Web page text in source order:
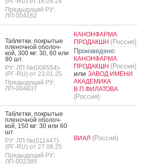
Предыдущий РУ:
ЛП-004162
Таб­летки, пок­ры­тые
пле­ноч­ной обо­лоч­
кой, 300 мг: 30, 60 или
90 шт.
РУ: ЛП-№(008554)-
(РГ-RU) от 23.01.25
Предыдущий РУ:
ЛП-004837
КАНОНФАРМА
ПРОДАКШН (Россия)
Произведено:
КАНОНФАРМА
ПРОДАКШН (Россия)
или ЗАВОД ИМЕНИ
АКАДЕМИКА
В.П.ФИЛАТОВА
(Россия)
Таб­летки, пок­ры­тые
пле­ноч­ной обо­лоч­
кой, 150 мг: 30 или 60
шт.
РУ: ЛП-№(011447)-
(РГ-RU) от 27.08.25
Предыдущий РУ:
ЛП-002385
ВИАЛ (Россия)